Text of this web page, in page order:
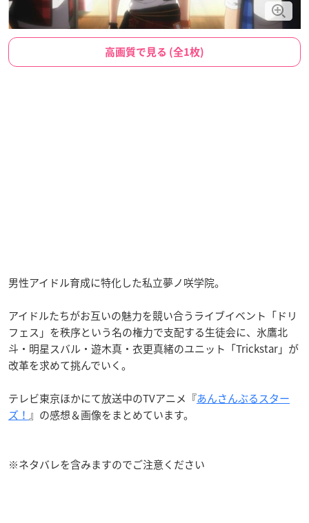
高画質で見る (全1枚)
男性アイドル育成に特化した私立夢ノ咲学院。
アイドルたちがお互いの魅力を競い合うライブイベント「ドリ
フェス」を秩序という名の権力で支配する生徒会に、氷鷹北
斗・明星スバル・遊木真・衣更真緒のユニット「Trickstar」が
改革を求めて挑んでいく。
テレビ東京ほかにて放送中のTVアニメ『あんさんぶるスター
ズ！ 』の感想＆画像をまとめています。
※ネタバレを含みますのでご注意ください